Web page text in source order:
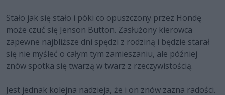
Stało jak się stało i póki co opuszczony przez Hondę
może czuć się Jenson Button. Zasłużony kierowca
zapewne najbliższe dni spędzi z rodziną i będzie starał
się nie myśleć o całym tym zamieszaniu, ale później
znów spotka się twarzą w twarz z rzeczywistością.
Jest jednak kolejna nadzieja, że i on znów zazna radości.